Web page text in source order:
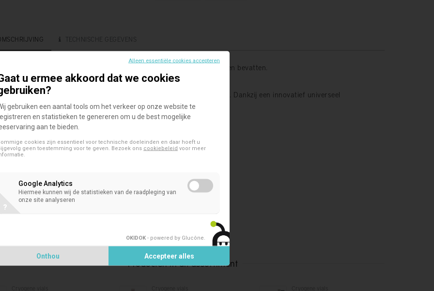
TECHNISCHE GEGEVENS
praktische autoclaveerbare houder kan maximaal 50 cryogene buizen bevatten.
één hand kunt u eenvoudig een Simport Cryovial®-sluiting losdraaien. Dankzij een innovatief universeel
vergrendelen de buizen in elk putje en roteren niet.
wordt ondersteund door antislip rubberen voetjes.
ondersteuning is compact en stapelbaar.
Producten in dit assortiment
Alleen essentiële cookies accepteren
u ermee akkoord dat we cookies
gebruiken een aantal tools om het verkeer op onze website te
en statistieken te genereren om u de best mogelijke
aan te bieden.
cookies zijn essentieel voor technische doeleinden en daar hoeft u
geen toestemming voor te geven. Bezoek ons cookiebeleid voor meer
Google Analytics
Hiermee kunnen wij de statistieken van de raadpleging van
onze site analyseren
?
OKIDOK - powered by Glucône
Onthou Accepteer alles